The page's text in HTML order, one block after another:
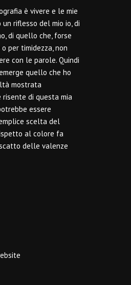
è vivere e le mie
riflesso del mio io, di
di quello che, forse
per timidezza, non
con le parole. Quindi
quello che ho
mostrata
di questa mia
essere
scelta del
al colore fa
delle valenze